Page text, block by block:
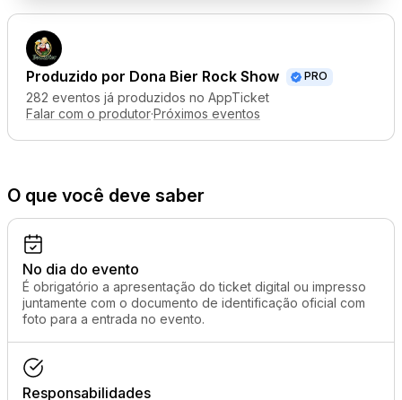
Produzido por Dona Bier Rock Show PRO
282 eventos já produzidos no AppTicket
Falar com o produtor·Próximos eventos
O que você deve saber
No dia do evento
É obrigatório a apresentação do ticket digital ou impresso
juntamente com o documento de identificação oficial com
foto para a entrada no evento.
Responsabilidades